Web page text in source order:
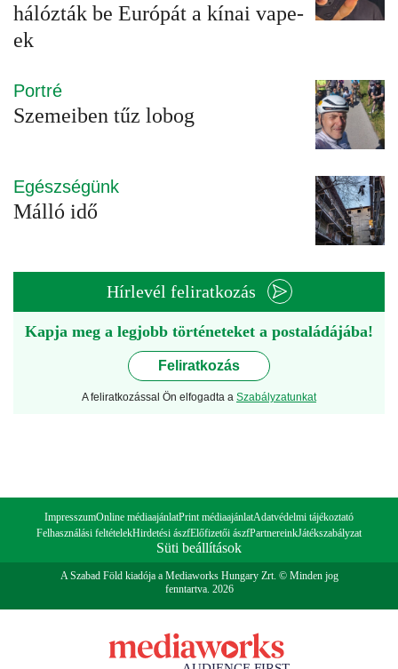
hálózták be Európát a kínai vape-
ek
Portré
Szemeiben tűz lobog
Egészségünk
Málló idő
Hírlevél feliratkozás
Kapja meg a legjobb történeteket a postaládájába!
Feliratkozás
A feliratkozással Ön elfogadta a Szabályzatunkat
ImpresszumOnline médiaajánlatPrint médiaajánlatAdatvédelmi tájékoztató
Felhasználási feltételekHirdetési ászfElőfizetői ászfPartnereinkJátékszabályzat
Süti beállítások
A Szabad Föld kiadója a Mediaworks Hungary Zrt. © Minden jog
fenntartva. 2026